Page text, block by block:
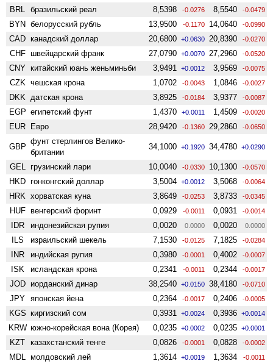
BRL бразильский реал 8,5398 -0.0276 8,5540 -0.0479
BYN белорусский рубль 13,9500 -0.1170 14,0640 -0.0990
CAD канадский доллар 20,6800 +0.0630 20,8390 -0.0270
CHF швейцарский франк 27,0790 +0.0070 27,2960 -0.0520
CNY китайский юань женьминьби 3,9491 +0.0012 3,9569 -0.0075
CZK чешская крона 1,0702 -0.0043 1,0846 -0.0027
DKK датская крона 3,8925 -0.0184 3,9377 -0.0087
EGP египетский фунт 1,4370 +0.0011 1,4509 -0.0020
EUR Евро 28,9420 -0.1360 29,2860 -0.0650
GBP
фунт стерлингов Велико­
британии
34,1000 +0.1920 34,4780 +0.0290
GEL грузинский лари 10,0040 -0.0330 10,1300 -0.0570
HKD гонконгский доллар 3,5004 +0.0012 3,5068 -0.0064
HRK хорватская куна 3,8649 -0.0253 3,8733 -0.0345
HUF венгерский форинт 0,0929 -0.0011 0,0931 -0.0014
IDR индонезийская рупия 0,0020 0.0000 0,0020 0.0000
ILS израильский шекель 7,1530 -0.0125 7,1825 -0.0284
INR индийская рупия 0,3980 -0.0001 0,4002 -0.0007
ISK исландская крона 0,2341 -0.0011 0,2344 -0.0017
JOD иорданский динар 38,2540 +0.0150 38,4180 -0.0710
JPY японская йена 0,2364 -0.0017 0,2406 -0.0005
KGS киргизский сом 0,3931 +0.0024 0,3936 +0.0014
KRW южно-корейская вона (Корея) 0,0235 +0.0002 0,0235 +0.0001
KZT казахстанский тенге 0,0826 -0.0001 0,0828 -0.0002
MDL молдовский лей 1,3614 +0.0019 1,3634 -0.0011